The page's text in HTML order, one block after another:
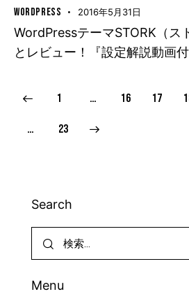
WORDPRESS 2016年5月31日
WordPressテーマSTORK（ス
とレビュー！『設定解説動画付
1 … 16 17
… 23
Search
Menu